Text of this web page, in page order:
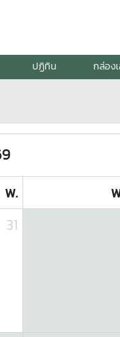
ปฏิทิน กล่อง
พ.
31